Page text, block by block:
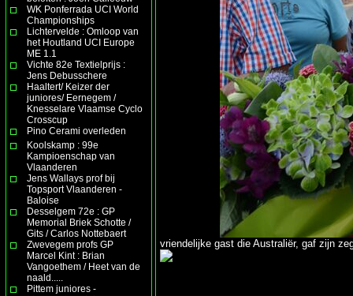
WK Ponferrada UCI World
Championships
Lichtervelde : Omloop van
het Houtland UCI Europe
ME 1.1
Vichte 82e Textielprijs :
Jens Debusschere
Haaltert/ Keizer der
juniores/ Eernegem /
Knesselare Vlaamse Cyclo
Crosscup
Pino Cerami overleden
Koolskamp : 99e
Kampioenschap van
Vlaanderen
Jens Wallays prof bij
Topsport Vlaanderen -
Baloise
Desselgem 72e : GP
Memorial Briek Schotte /
Gits / Carlos Nottebaert
Zwevegem profs GP
Marcel Kint : Brian
Vangoethem / Heet van de
naald.....
Pittem juniores -
vriendelijke gast die Australiër, gaf zijn